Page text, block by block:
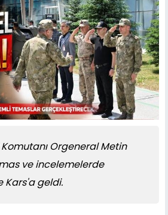
Orgeneral Metin
ve incelemelerde
Kars'a geldi.